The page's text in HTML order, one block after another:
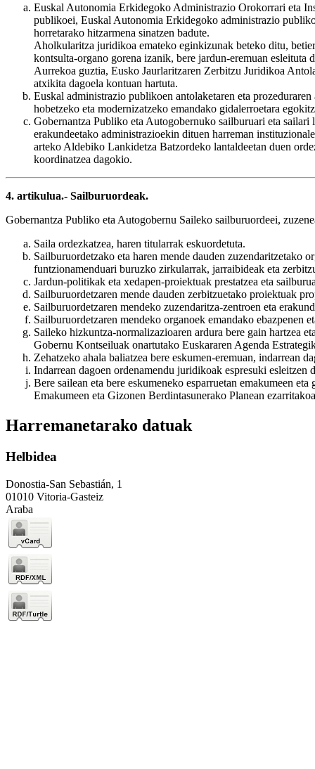
Euskal Autonomia Erkidegoko Administrazio Orokorrari eta
publikoei, Euskal Autonomia Erkidegoko administrazio
horretarako hitzarmena sinatzen badute.
Aholkularitza juridikoa emateko eginkizunak beteko ditu,
kontsulta-organo gorena izanik, bere jardun-eremuan esleituta
Aurrekoa guztia, Eusko Jaurlaritzaren Zerbitzu Juridikoa
atxikita dagoela kontuan hartuta.
Euskal administrazio publikoen antolaketaren eta
hobetzeko eta modernizatzeko emandako gidalerroetara
Gobernantza Publiko eta Autogobernuko sailburuari eta
erakundeetako administrazioekin dituen harreman
arteko Aldebiko Lankidetza Batzordeko lantaldeetan duen
koordinatzea dagokio.
4. artikulua.- Sailburuordeak.
Gobernantza Publiko eta Autogobernu Saileko sailburuordeei,
Saila ordezkatzea, haren titularrak eskuordetuta.
Sailburuordetzako eta haren mende dauden zuzendaritzetako
funtzionamenduari buruzko zirkularrak, jarraibideak eta
Jardun-politikak eta xedapen-proiektuak prestatzea eta
Sailburuordetzaren mende dauden zerbitzuetako proiektuak
Sailburuordetzaren mendeko zuzendaritza-zentroen eta
Sailburuordetzaren mendeko organoek emandako ebazpenen
Saileko hizkuntza-normalizazioaren ardura bere gain hartzea
Gobernu Kontseiluak onartutako Euskararen Agenda
Zehatzeko ahala baliatzea bere eskumen-eremuan, indarrean
Indarrean dagoen ordenamendu juridikoak espresuki
Bere sailean eta bere eskumeneko esparruetan emakumeen
Emakumeen eta Gizonen Berdintasunerako Planean
Harremanetarako datuak
Helbidea
Donostia-San Sebastián, 1
01010 Vitoria-Gasteiz
Araba